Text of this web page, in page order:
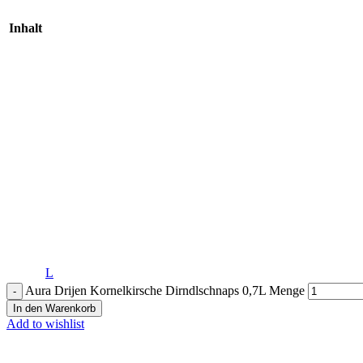
Inhalt
L
Aura Drijen Kornelkirsche Dirndlschnaps 0,7L Menge
In den Warenkorb
Add to wishlist